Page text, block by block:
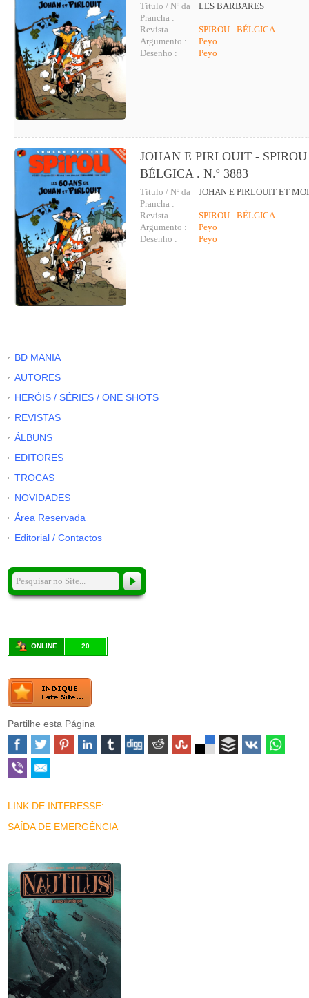
Título / Nº da
Prancha :
LES BARBARES
Revista
SPIROU - BÉLGICA
Argumento :
Peyo
Desenho :
Peyo
JOHAN E PIRLOUIT -
BÉLGICA . N.º 3883
Título / Nº da
Prancha :
JOHAN E PIRLOUIT ET MOI
Revista
SPIROU - BÉLGICA
Argumento :
Peyo
Desenho :
Peyo
BD MANIA
AUTORES
HERÓIS / SÉRIES / ONE SHOTS
REVISTAS
ÁLBUNS
EDITORES
TROCAS
NOVIDADES
Área Reservada
Editorial / Contactos
ONLINE 20
Partilhe esta Página
LINK DE INTERESSE:
SAÍDA DE EMERGÊNCIA